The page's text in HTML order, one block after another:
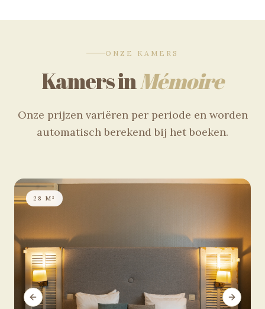
ONZE KAMERS
Kamers in Mémoire
Onze prijzen variëren per periode en worden
automatisch berekend bij het boeken.
Previous slide Next
28 M²